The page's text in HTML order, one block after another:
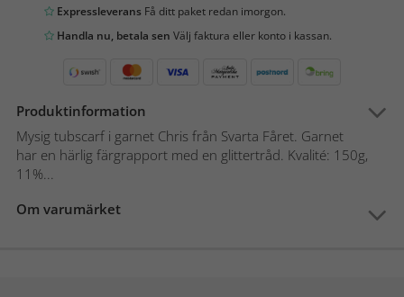
Expressleverans Få ditt paket redan imorgon.
Handla nu, betala sen Välj faktura eller konto i kassan.
Produktinformation
Mysig tubscarf i garnet Chris från Svarta Fåret. Garnet
har en härlig färgrapport med en glittertråd. Kvalité: 150g,
11%...
Om varumärket